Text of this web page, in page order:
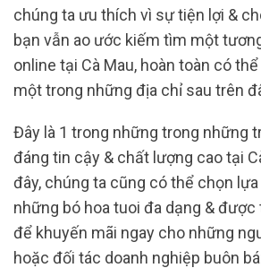
chúng ta ưu thích vì sự tiện lợi &
bạn vẫn ao ước kiếm tìm một
online tại Cà Mau, hoàn toàn có
một trong những địa chỉ sau trên
Đây là 1 trong những trong những
đáng tin cậy & chất lượng cao tại
đây, chúng ta cũng có thể chọn
những bó hoa tuoi đa dạng &
để khuyến mãi ngay cho những
hoặc đối tác doanh nghiệp buôn